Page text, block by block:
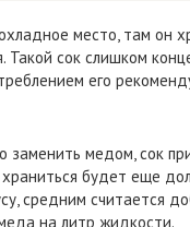
место, там он
Такой сок слишком
его
заменить медом, сок
храниться будет еще
средним считается
на литр жидкости.